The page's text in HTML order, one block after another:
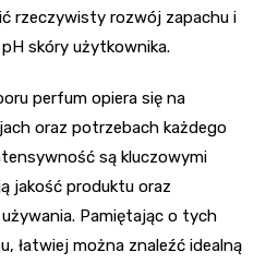
rzeczywisty rozwój zapachu i
skóry użytkownika.
perfum opiera się na
oraz potrzebach każdego
są kluczowymi
jakość produktu oraz
Pamiętając o tych
łatwiej można znaleźć idealną